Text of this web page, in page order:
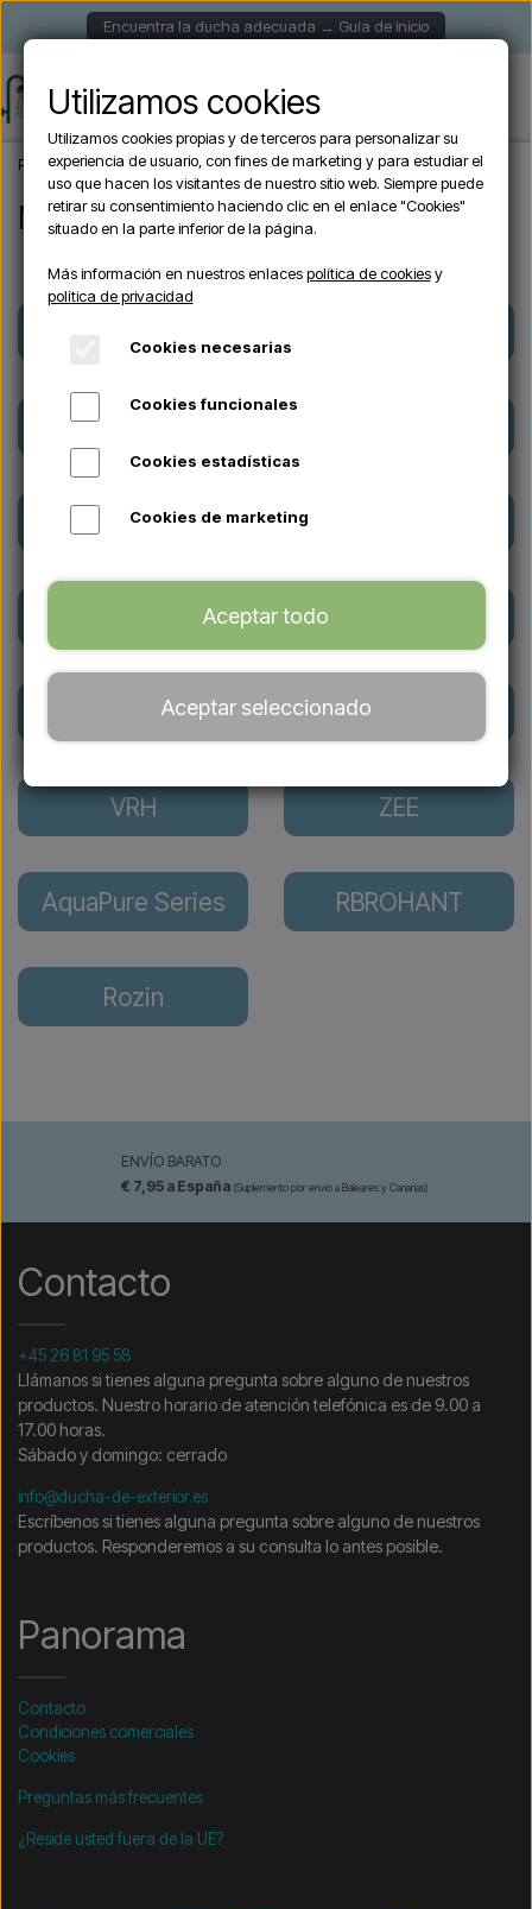
Encuentra la ducha adecuada → Guía de inicio
Página de inicio Marca
Marca
Excel
Lussero outdoor
NORDKAP Sined
VRH ZEE
AquaPure Series RBROHANT
Rozin
ENVÍO BARATO
€ 7,95 a España (Suplemento por envío a Baleares y Canarias)
Contacto
+45 26 81 95 58
Llámanos si tienes alguna pregunta sobre alguno de nuestros
productos. Nuestro horario de atención telefónica es de 9.00 a
17.00 horas.
Sábado y domingo: cerrado
info@ducha-de-exterior.es
Escríbenos si tienes alguna pregunta sobre alguno de nuestros
productos. Responderemos a su consulta lo antes posible.
Panorama
Contacto
Condiciones comerciales
Cookies
Preguntas más frecuentes
¿Reside usted fuera de la UE?
Utilizamos cookies
Utilizamos cookies propias y de terceros para personalizar su
experiencia de usuario, con fines de marketing y para estudiar el
uso que hacen los visitantes de nuestro sitio web. Siempre puede
retirar su consentimiento haciendo clic en el enlace "Cookies"
situado en la parte inferior de la página.
Más información en nuestros enlacespolítica de cookiesy
política de privacidad
Cookies necesarias
Cookies funcionales
Cookies estadísticas
Cookies de marketing
Aceptar todo
Aceptar seleccionado